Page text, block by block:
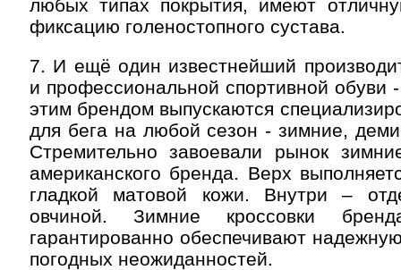
любых типах покрытия, имеют
фиксацию голеностопного сустава.
7. И ещё один известнейший
и профессиональной спортивной обуви
этим брендом выпускаются
для бега на любой сезон - зимние,
Стремительно завоевали рынок
американского бренда. Верх
гладкой матовой кожи. Внутри –
овчиной. Зимние кроссовки
гарантированно обеспечивают
погодных неожиданностей.